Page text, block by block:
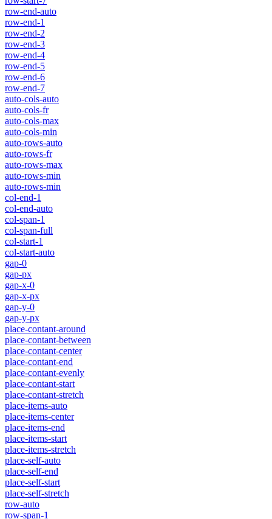
row-end-auto
row-end-1
row-end-2
row-end-3
row-end-4
row-end-5
row-end-6
row-end-7
auto-cols-auto
auto-cols-fr
auto-cols-max
auto-cols-min
auto-rows-auto
auto-rows-fr
auto-rows-max
auto-rows-min
auto-rows-min
col-end-1
col-end-auto
col-span-1
col-span-full
col-start-1
col-start-auto
gap-0
gap-px
gap-x-0
gap-x-px
gap-y-0
gap-y-px
place-contant-around
place-contant-between
place-contant-center
place-contant-end
place-contant-evenly
place-contant-start
place-contant-stretch
place-items-auto
place-items-center
place-items-end
place-items-start
place-items-stretch
place-self-auto
place-self-end
place-self-start
place-self-stretch
row-auto
row-span-1